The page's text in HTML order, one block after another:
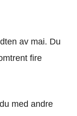
av mai. Du
fire
med andre